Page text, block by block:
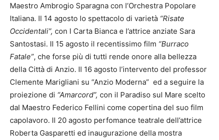
Maestro Ambrogio Sparagna con l’Orchestra Popolare
Italiana. Il 14 agosto lo spettacolo di varietà “Risate
Occidentali”, con I Carta Bianca e l’attrice anziate Sara
Santostasi. Il 15 agosto il recentissimo film “Burraco
Fatale”, che forse più di tutti rende onore alla bellezza
della Città di Anzio. Il 16 agosto l’intervento del professor
Clemente Marigliani su “Anzio Moderna” ed a seguire la
proiezione di “Amarcord”, con il Paradiso sul Mare scelto
dal Maestro Federico Fellini come copertina del suo film
capolavoro. Il 20 agosto perfomance teatrale dell’attrice
Roberta Gasparetti ed inaugurazione della mostra